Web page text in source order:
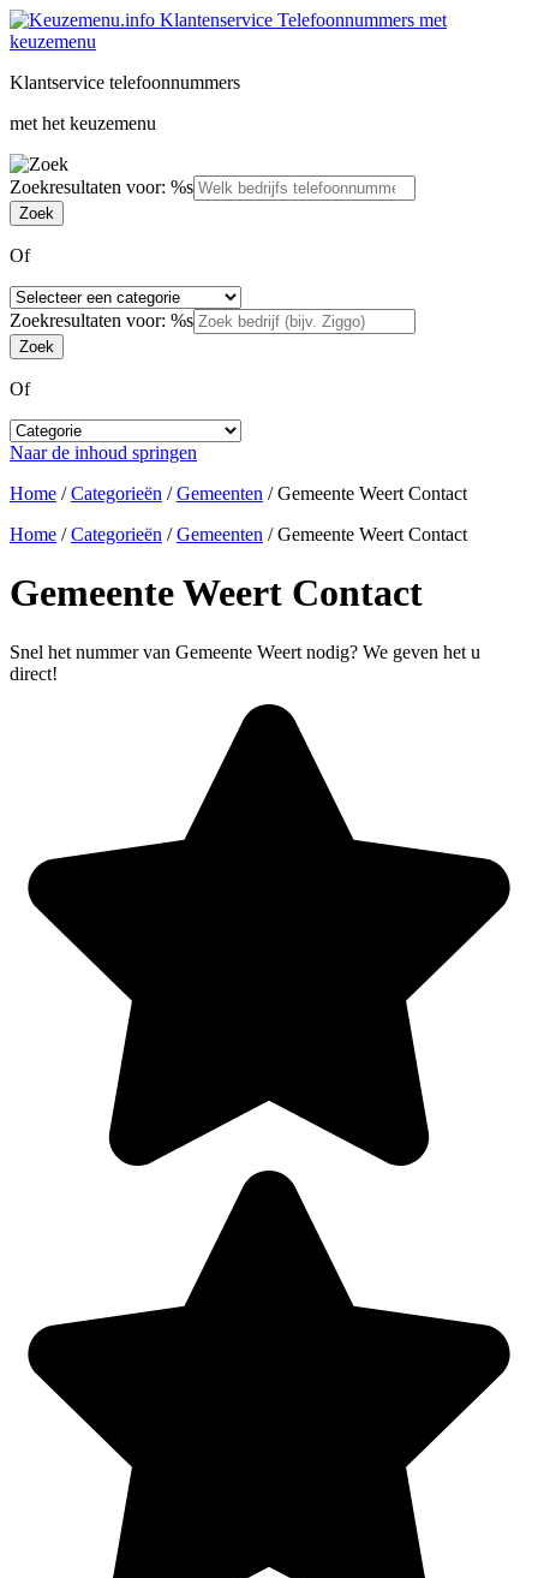
Klantservice telefoonnummers
met het keuzemenu
Zoekresultaten voor: %s
Of
Zoekresultaten voor: %s
Of
Naar de inhoud springen
Home /Categorieën /Gemeenten /Gemeente Weert Contact
Home /Categorieën /Gemeenten /Gemeente Weert Contact
Gemeente Weert Contact
Snel het nummer van Gemeente Weert nodig? We geven het u
direct!